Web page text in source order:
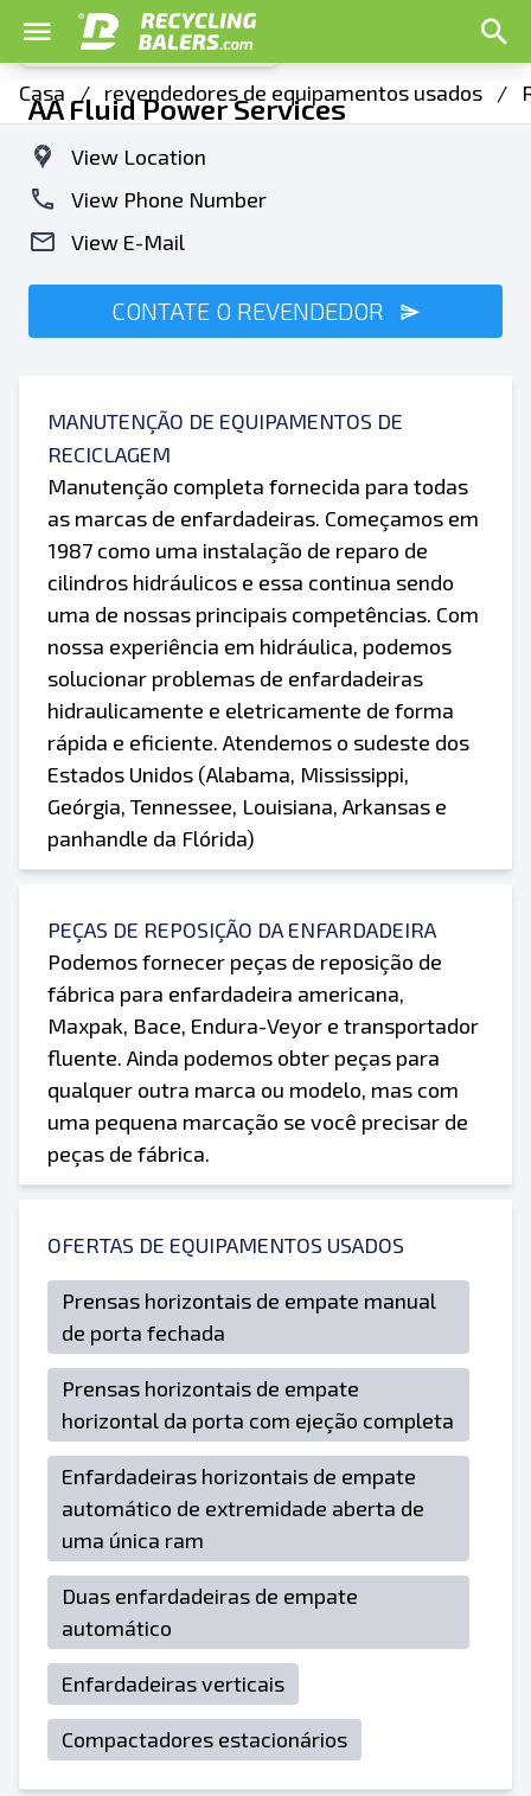
Casa / revendedores de equipamentos usados /
AA Fluid Power Services
View Location
View Phone Number
View E-Mail
CONTATE O REVENDEDOR
MANUTENÇÃO DE EQUIPAMENTOS DE
RECICLAGEM
Manutenção completa fornecida para todas
as marcas de enfardadeiras. Começamos em
1987 como uma instalação de reparo de
cilindros hidráulicos e essa continua sendo
uma de nossas principais competências. Com
nossa experiência em hidráulica, podemos
solucionar problemas de enfardadeiras
hidraulicamente e eletricamente de forma
rápida e eficiente. Atendemos o sudeste dos
Estados Unidos (Alabama, Mississippi,
Geórgia, Tennessee, Louisiana, Arkansas e
panhandle da Flórida)
PEÇAS DE REPOSIÇÃO DA ENFARDADEIRA
Podemos fornecer peças de reposição de
fábrica para enfardadeira americana,
Maxpak, Bace, Endura-Veyor e transportador
fluente. Ainda podemos obter peças para
qualquer outra marca ou modelo, mas com
uma pequena marcação se você precisar de
peças de fábrica.
OFERTAS DE EQUIPAMENTOS USADOS
Prensas horizontais de empate manual
de porta fechada
Prensas horizontais de empate
horizontal da porta com ejeção completa
Enfardadeiras horizontais de empate
automático de extremidade aberta de
uma única ram
Duas enfardadeiras de empate
automático
Enfardadeiras verticais
Compactadores estacionários